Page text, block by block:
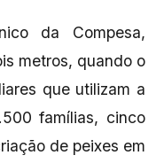
da Compesa,
metros, quando o
que utilizam a
famílias, cinco
de peixes em